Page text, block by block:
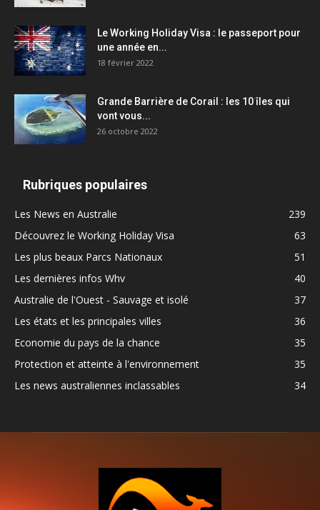
Le Working Holiday Visa : le passeport pour
une année en...
18 février 2022
Grande Barrière de Corail : les 10 îles qui
vont vous...
26 octobre 2022
Rubriques populaires
Les News en Australie
239
Découvrez le Working Holiday Visa
63
Les plus beaux Parcs Nationaux
51
Les dernières infos Whv
40
Australie de l'Ouest - Sauvage et isolé
37
Les états et les principales villes
36
Economie du pays de la chance
35
Protection et atteinte à l'environnement
35
Les news australiennes inclassables
34